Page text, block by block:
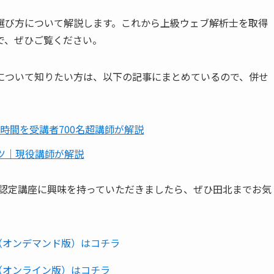
方について解説します。これから上級ウェブ解析士を取得
ぜひご覧ください。
いて知りたい方は、以下の記事にまとめているので、併せ
間を受講者700名超講師が解説
｜現役講師が解説
講座に興味を持っていただきましたら、ぜひ田北までお気
ンデマンド版）はコチラ
ンライン版）はコチラ